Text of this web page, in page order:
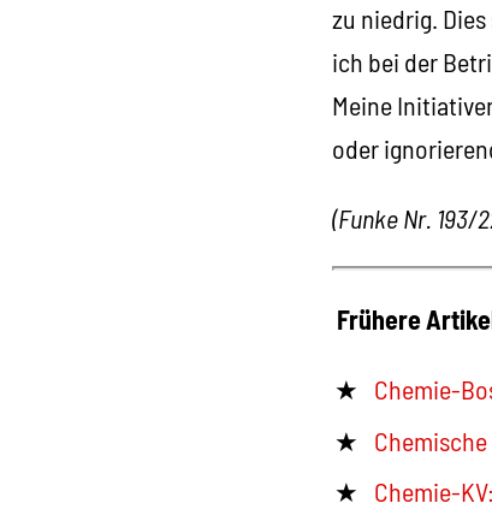
zu niedrig.
ich bei der
Meine
oder
(Funke Nr. 193/
Frühere
Chemie-
Chemie-